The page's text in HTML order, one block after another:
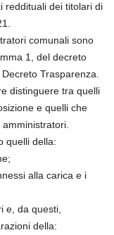
reddituali dei titolari di
comunali sono
1, del decreto
Trasparenza.
distinguere tra quelli
e quelli che
quelli della:
alla carica e i
e, da questi,
della: